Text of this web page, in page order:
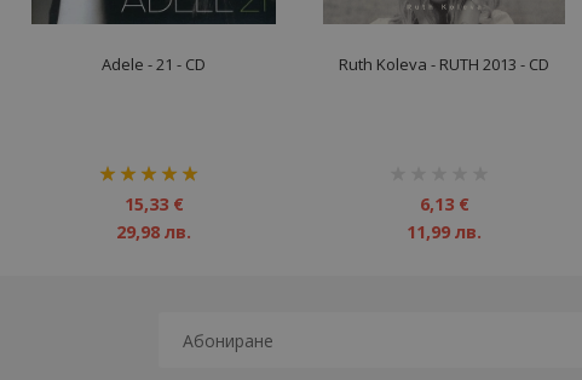
Adele - 21 - CD
рейтинг:
100%15,33 €
29,98 лв.
Ruth Koleva - RUTH 2013 - CD
6,13 €
11,99 лв.